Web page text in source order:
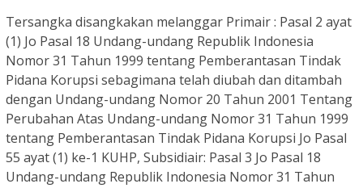
Tersangka disangkakan melanggar Primair : Pasal 2 ayat
(1) Jo Pasal 18 Undang-undang Republik Indonesia
Nomor 31 Tahun 1999 tentang Pemberantasan Tindak
Pidana Korupsi sebagimana telah diubah dan ditambah
dengan Undang-undang Nomor 20 Tahun 2001 Tentang
Perubahan Atas Undang-undang Nomor 31 Tahun 1999
tentang Pemberantasan Tindak Pidana Korupsi Jo Pasal
55 ayat (1) ke-1 KUHP, Subsidiair: Pasal 3 Jo Pasal 18
Undang-undang Republik Indonesia Nomor 31 Tahun